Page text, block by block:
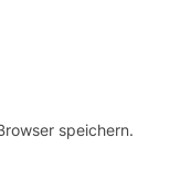
speichern.